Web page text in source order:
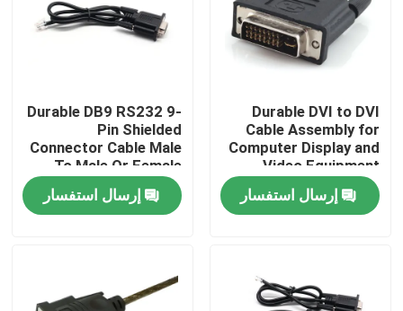
منزل
حول بنا
Durable DVI to DVI
Cable Assembly for
Computer Display and
Video Equipment
Custom Cable Wire
Harness
Manufacturers
إرسال استفسار
Durable DB9 RS232 9-
Pin Shielded
Connector Cable Male
To Male Or Female
Type | Custom Cable
إرسال استفسار